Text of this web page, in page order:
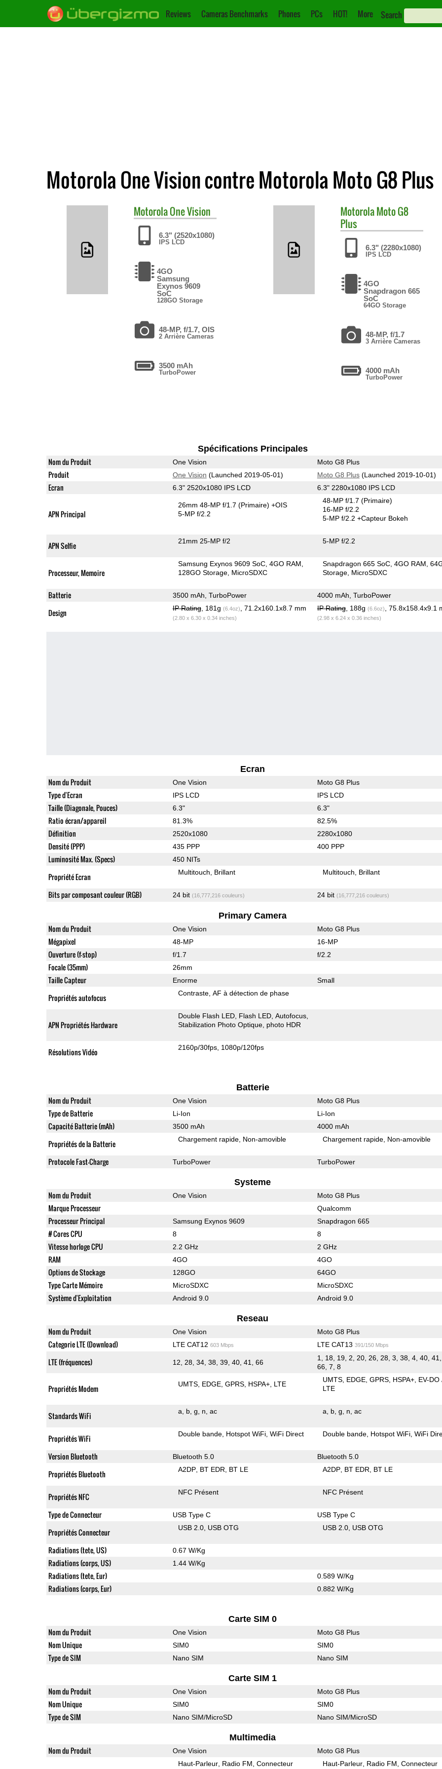
Reviews Cameras Benchmarks Phones PCs HOT! More Search
Motorola One Vision contre Motorola Moto G8 Plus
MotorolaOne Vision
6.3" (2520x1080)
IPS LCD
4GO
Samsung
Exynos 9609
SoC
128GO Storage
48-MP, f/1.7, OIS
2 Arrière Cameras
3500 mAh
TurboPower
MotorolaMoto G8
Plus
6.3" (2280x1080)
IPS LCD
4GO
Snapdragon 665
SoC
64GO Storage
48-MP, f/1.7
3 Arrière Cameras
4000 mAh
TurboPower
Spécifications Principales
Nom du Produit One Vision Moto G8 Plus
Produit One Vision (Launched 2019-05-01) Moto G8 Plus(Launched 2019-10-01)
Ecran 6.3" 2520x1080 IPS LCD 6.3" 2280x1080 IPS LCD
APN Principal
26mm 48-MP f/1.7(Primaire) +OIS
5-MP f/2.2
48-MP f/1.7(Primaire)
16-MP f/2.2
5-MP f/2.2+Capteur Bokeh
APN Selfie 21mm 25-MP f/2 5-MP f/2.2
Processeur, Memoire
Samsung Exynos 9609 SoC 4GO RAM
128GO Storage MicroSDXC
Snapdragon 665 SoC 4GO RAM
Storage MicroSDXC
Batterie 3500 mAh, TurboPower 4000 mAh, TurboPower
Design IP Rating, 181g (6.4oz) , 71.2x160.1x8.7 mm
(2.80 x 6.30 x 0.34 inches)
IP Rating, 188g (6.6oz) , 75.8x158.4x9.1
(2.98 x 6.24 x 0.36 inches)
Ecran
Nom du Produit One Vision Moto G8 Plus
Type d'Ecran IPS LCD IPS LCD
Taille (Diagonale, Pouces) 6.3" 6.3"
Ratio écran/appareil 81.3% 82.5%
Définition 2520x1080 2280x1080
Densité (PPP) 435 PPP 400 PPP
Luminosité Max. (Specs) 450 NITs
Propriété Ecran Multitouch Brillant Multitouch Brillant
Bits par composant couleur (RGB) 24 bit (16,777,216 couleurs) 24 bit (16,777,216 couleurs)
Primary Camera
Nom du Produit One Vision Moto G8 Plus
Mégapixel 48-MP 16-MP
Ouverture (f-stop) f/1.7 f/2.2
Focale (35mm) 26mm
Taille Capteur Enorme Small
Propriétés autofocus Contraste AF à détection de phase
APN Propriétés Hardware
Double Flash LED Flash LED Autofocus
Stabilization Photo Optique photo HDR
Résolutions Vidéo 2160p/30fps 1080p/120fps
Batterie
Nom du Produit One Vision Moto G8 Plus
Type de Batterie Li-Ion Li-Ion
Capacité Batterie (mAh) 3500 mAh 4000 mAh
Propriétés de la Batterie Chargement rapide Non-amovible Chargement rapide Non-amovible
Protocole Fast-Charge TurboPower TurboPower
Systeme
Nom du Produit One Vision Moto G8 Plus
Marque Processeur Qualcomm
Processeur Principal Samsung Exynos 9609 Snapdragon 665
# Cores CPU 8 8
Vitesse horloge CPU 2.2 GHz 2 GHz
RAM 4GO 4GO
Options de Stockage 128GO 64GO
Type Carte Mémoire MicroSDXC MicroSDXC
Système d'Exploitation Android 9.0 Android 9.0
Reseau
Nom du Produit One Vision Moto G8 Plus
Categorie LTE (Download) LTE CAT12 603 Mbps LTE CAT13 391/150 Mbps
LTE (fréquences) 12, 28, 34, 38, 39, 40, 41, 66
1, 18, 19, 2, 20, 26, 28, 3, 38, 4, 40, 41,
66, 7, 8
Propriétés Modem UMTS EDGE GPRS HSPA+ LTE
UMTS EDGE GPRS HSPA+ EV-DO
LTE
Standards WiFi a b g n ac a b g n ac
Propriétés WiFi Double bande Hotspot WiFi WiFi Direct Double bande Hotspot WiFi WiFi
Version Bluetooth Bluetooth 5.0 Bluetooth 5.0
Propriétés Bluetooth A2DP BT EDR BT LE A2DP BT EDR BT LE
Propriétés NFC NFC Présent NFC Présent
Type de Connecteur USB Type C USB Type C
Propriétés Connecteur USB 2.0 USB OTG USB 2.0 USB OTG
Radiations (tete, US) 0.67 W/Kg
Radiations (corps, US) 1.44 W/Kg
Radiations (tete, Eur) 0.589 W/Kg
Radiations (corps, Eur) 0.882 W/Kg
Carte SIM 0
Nom du Produit One Vision Moto G8 Plus
Nom Unique SIM0 SIM0
Type de SIM Nano SIM Nano SIM
Carte SIM 1
Nom du Produit One Vision Moto G8 Plus
Nom Unique SIM0 SIM0
Type de SIM Nano SIM/MicroSD Nano SIM/MicroSD
Multimedia
Nom du Produit One Vision Moto G8 Plus
Haut-Parleur Radio FM Connecteur
Haut-Parleur Radio FM Connecteur